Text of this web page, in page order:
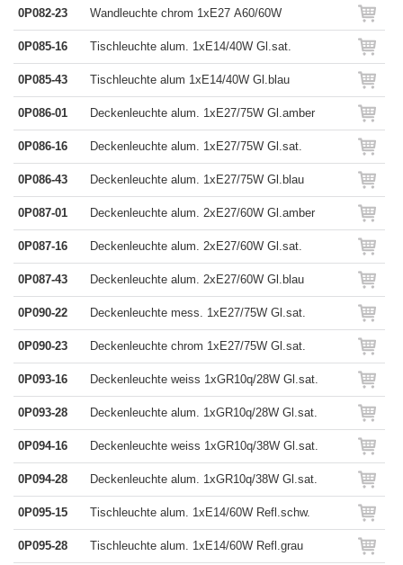
0P082-23 Wandleuchte chrom 1xE27 A60/60W
0P085-16 Tischleuchte alum. 1xE14/40W Gl.sat.
0P085-43 Tischleuchte alum 1xE14/40W Gl.blau
0P086-01 Deckenleuchte alum. 1xE27/75W Gl.amber
0P086-16 Deckenleuchte alum. 1xE27/75W Gl.sat.
0P086-43 Deckenleuchte alum. 1xE27/75W Gl.blau
0P087-01 Deckenleuchte alum. 2xE27/60W Gl.amber
0P087-16 Deckenleuchte alum. 2xE27/60W Gl.sat.
0P087-43 Deckenleuchte alum. 2xE27/60W Gl.blau
0P090-22 Deckenleuchte mess. 1xE27/75W Gl.sat.
0P090-23 Deckenleuchte chrom 1xE27/75W Gl.sat.
0P093-16 Deckenleuchte weiss 1xGR10q/28W Gl.sat.
0P093-28 Deckenleuchte alum. 1xGR10q/28W Gl.sat.
0P094-16 Deckenleuchte weiss 1xGR10q/38W Gl.sat.
0P094-28 Deckenleuchte alum. 1xGR10q/38W Gl.sat.
0P095-15 Tischleuchte alum. 1xE14/60W Refl.schw.
0P095-28 Tischleuchte alum. 1xE14/60W Refl.grau